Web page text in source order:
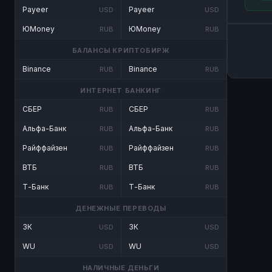
Payeer USD
ЮMoney RUB
Payeer USD
ЮMoney RUB
БАЛАНСЫ КРИПТОБИРЖ
Binance RUB Binance RUB
ИНТЕРНЕТ БАНКИНГ
СБЕР RUB
Альфа-Банк RUB
Райффайзен RUB
ВТБ RUB
Т-Банк RUB
СБЕР RUB
Альфа-Банк RUB
Райффайзен RUB
ВТБ RUB
Т-Банк RUB
ДЕНЕЖНЫЕ ПЕРЕВОДЫ
ЗК USD
WU USD
ЗК USD
WU USD
НАЛИЧНЫЕ ДЕНЬГИ